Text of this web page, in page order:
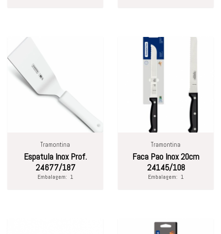
Tramontina
Espatula Inox Prof.
24677/187
Embalagem: 1
Tramontina
Faca Pao Inox 20cm
24145/108
Embalagem: 1